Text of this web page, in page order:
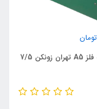
تومان
زونکن لبه فلز A5 تهران زونکن 7/5